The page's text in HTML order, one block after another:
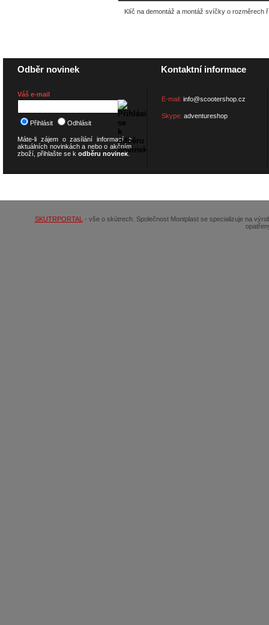
Klíč na demontáž a montáž svíčky o rozměrech
Odběr novinek
Váš e-mail
Přihlásit Odhlásit
Máte-li zájem o zasílání informací o
aktuálních novinkách a nebo o akčním
zboží, přihlašte se k odběru novinek.
Kontaktní informace
E-mail: info@scootershop.cz
Skype: adventureshop
SKUTRPORTAL - vše o skútrech. Společnost Montplast se specializuje na